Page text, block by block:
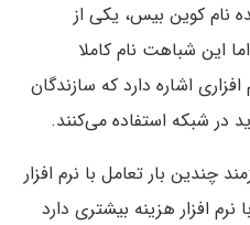
نام کوین بیس، یکی از
این شباهت نام کاملا
اشاره دارد که سازندگان
در شبکه استفاده می‌کنند.
چندین بار تعامل با نرم افزار
افزار هزینه بیشتری دارد